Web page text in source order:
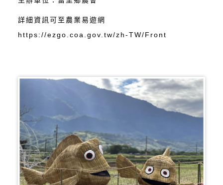
詳細資訊可至農業易遊網
https://ezgo.coa.gov.tw/zh-TW/Front